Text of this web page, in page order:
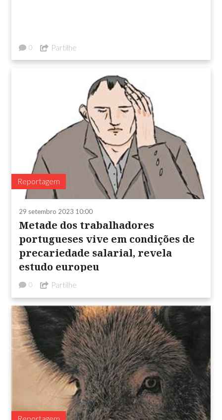
0 Partilhe
Reportagem
29 setembro 2023 10:00
Metade dos trabalhadores
portugueses vive em condições de
precariedade salarial, revela
estudo europeu
0 Partilhe